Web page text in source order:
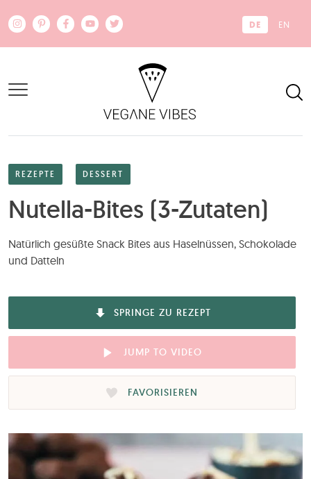
DE EN
REZEPTE DESSERT
Nutella-Bites (3-Zutaten)
Natürlich gesüßte Snack Bites aus Haselnüssen, Schokolade
und Datteln
SPRINGE ZU REZEPT
JUMP TO VIDEO
FAVORISIEREN